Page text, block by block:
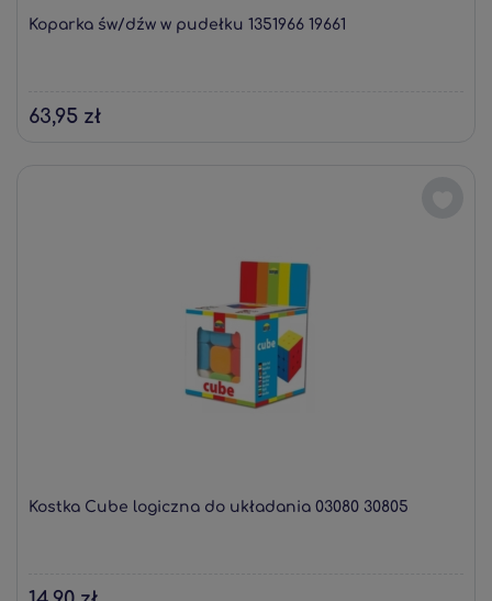
Koparka św/dźw w pudełku 1351966 19661
63,95 zł
Kostka Cube logiczna do układania 03080 30805